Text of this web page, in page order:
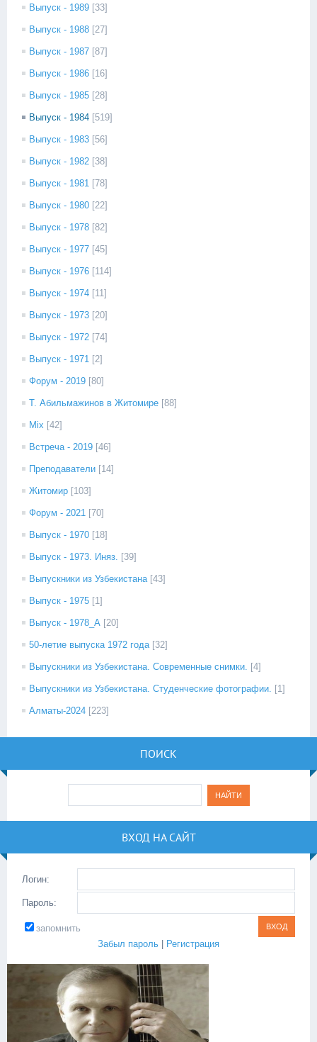
Выпуск - 1989 [33]
Выпуск - 1988 [27]
Выпуск - 1987 [87]
Выпуск - 1986 [16]
Выпуск - 1985 [28]
Выпуск - 1984 [519]
Выпуск - 1983 [56]
Выпуск - 1982 [38]
Выпуск - 1981 [78]
Выпуск - 1980 [22]
Выпуск - 1978 [82]
Выпуск - 1977 [45]
Выпуск - 1976 [114]
Выпуск - 1974 [11]
Выпуск - 1973 [20]
Выпуск - 1972 [74]
Выпуск - 1971 [2]
Форум - 2019 [80]
Т. Абильмажинов в Житомире [88]
Mix [42]
Встреча - 2019 [46]
Преподаватели [14]
Житомир [103]
Форум - 2021 [70]
Выпуск - 1970 [18]
Выпуск - 1973. Иняз. [39]
Выпускники из Узбекистана [43]
Выпуск - 1975 [1]
Выпуск - 1978_А [20]
50-летие выпуска 1972 года [32]
Выпускники из Узбекистана. Современные снимки. [4]
Выпускники из Узбекистана. Студенческие фотографии. [1]
Алматы-2024 [223]
ПОИСК
ВХОД НА САЙТ
Логин:
Пароль:
запомнить
Забыл пароль
Регистрация